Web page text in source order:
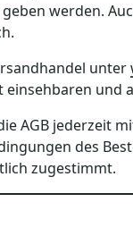
werden.
unter
und
AGB jederzeit
des
zugestimmt.